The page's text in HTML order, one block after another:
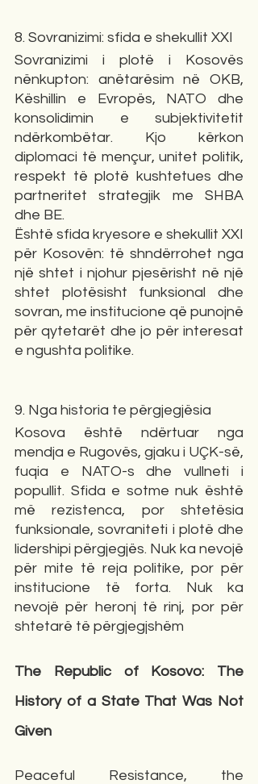
8. Sovranizimi: sfida e shekullit XXI
Sovranizimi i plotë i Kosovës
nënkupton: anëtarësim në OKB,
Këshillin e Evropës, NATO dhe
konsolidimin e subjektivitetit
ndërkombëtar. Kjo kërkon
diplomaci të mençur, unitet politik,
respekt të plotë kushtetues dhe
partneritet strategjik me SHBA
dhe BE.
Është sfida kryesore e shekullit XXI
për Kosovën: të shndërrohet nga
një shtet i njohur pjesërisht në një
shtet plotësisht funksional dhe
sovran, me institucione që punojnë
për qytetarët dhe jo për interesat
e ngushta politike.
9. Nga historia te përgjegjësia
Kosova është ndërtuar nga
mendja e Rugovës, gjaku i UÇK-së,
fuqia e NATO-s dhe vullneti i
popullit. Sfida e sotme nuk është
më rezistenca, por shtetësia
funksionale, sovraniteti i plotë dhe
lidershipi përgjegjës. Nuk ka nevojë
për mite të reja politike, por për
institucione të forta. Nuk ka
nevojë për heronj të rinj, por për
shtetarë të përgjegjshëm
The Republic of Kosovo: The
History of a State That Was Not
Given
Peaceful Resistance, the